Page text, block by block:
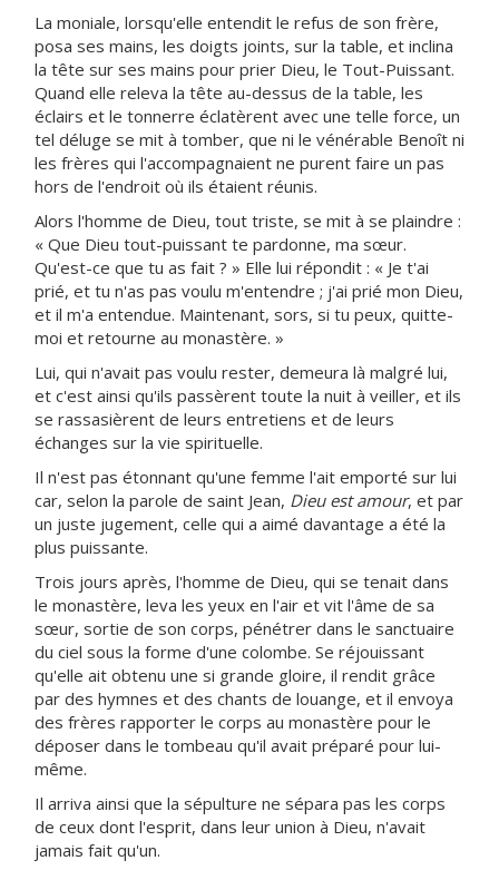
La moniale, lorsqu'elle entendit le refus de son frère,
posa ses mains, les doigts joints, sur la table, et inclina
la tête sur ses mains pour prier Dieu, le Tout-Puissant.
Quand elle releva la tête au-dessus de la table, les
éclairs et le tonnerre éclatèrent avec une telle force, un
tel déluge se mit à tomber, que ni le vénérable Benoît ni
les frères qui l'accompagnaient ne purent faire un pas
hors de l'endroit où ils étaient réunis.
Alors l'homme de Dieu, tout triste, se mit à se plaindre :
« Que Dieu tout-puissant te pardonne, ma sœur.
Qu'est-ce que tu as fait ? » Elle lui répondit : « Je t'ai
prié, et tu n'as pas voulu m'entendre ; j'ai prié mon Dieu,
et il m'a entendue. Maintenant, sors, si tu peux, quitte-
moi et retourne au monastère. »
Lui, qui n'avait pas voulu rester, demeura là malgré lui,
et c'est ainsi qu'ils passèrent toute la nuit à veiller, et ils
se rassasièrent de leurs entretiens et de leurs
échanges sur la vie spirituelle.
Il n'est pas étonnant qu'une femme l'ait emporté sur lui
car, selon la parole de saint Jean, Dieu est amour, et par
un juste jugement, celle qui a aimé davantage a été la
plus puissante.
Trois jours après, l'homme de Dieu, qui se tenait dans
le monastère, leva les yeux en l'air et vit l'âme de sa
sœur, sortie de son corps, pénétrer dans le sanctuaire
du ciel sous la forme d'une colombe. Se réjouissant
qu'elle ait obtenu une si grande gloire, il rendit grâce
par des hymnes et des chants de louange, et il envoya
des frères rapporter le corps au monastère pour le
déposer dans le tombeau qu'il avait préparé pour lui-
même.
Il arriva ainsi que la sépulture ne sépara pas les corps
de ceux dont l'esprit, dans leur union à Dieu, n'avait
jamais fait qu'un.